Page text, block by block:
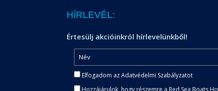
HÍRLEVÉL:
Értesülj akcióinkról hírlevelünkből!
Elfogadom az Adatvédelmi Szabályzatot
Hozzájárulok, hogy részemre a Red Sea Boats